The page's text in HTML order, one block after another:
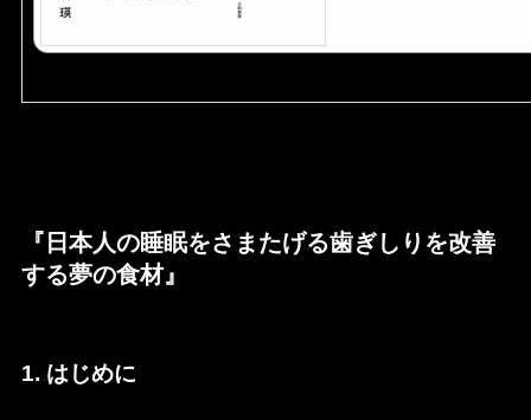
『日本人の睡眠をさまたげる歯ぎしりを改善
する夢の食材』
1. はじめに